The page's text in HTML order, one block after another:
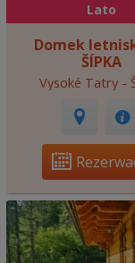
Lato
Domek
ŠÍPKA
Vysoké Tatry -